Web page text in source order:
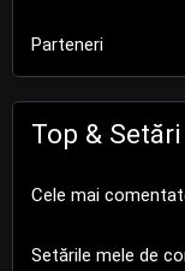
Parteneri
Top & Setări
Cele mai
Setările mele de